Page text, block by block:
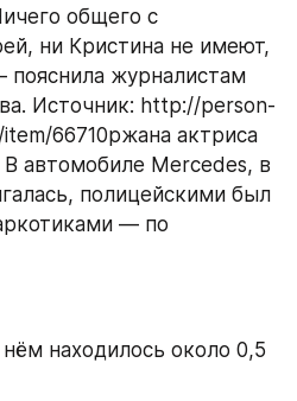
общего с
ни Кристина не имеют,
журналистам
Источник: http://person-
66710ржана актриса
автомобиле Merсedes, в
полицейскими был
— по
находилось около 0,5